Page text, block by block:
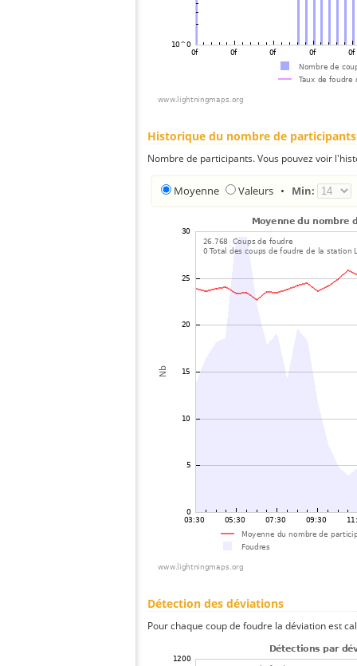
Historique du nombre de participants
Nombre de participants. Vous pouvez voir
Moyenne Valeurs • Min:
Détection des déviations
Pour chaque coup de foudre la déviation est